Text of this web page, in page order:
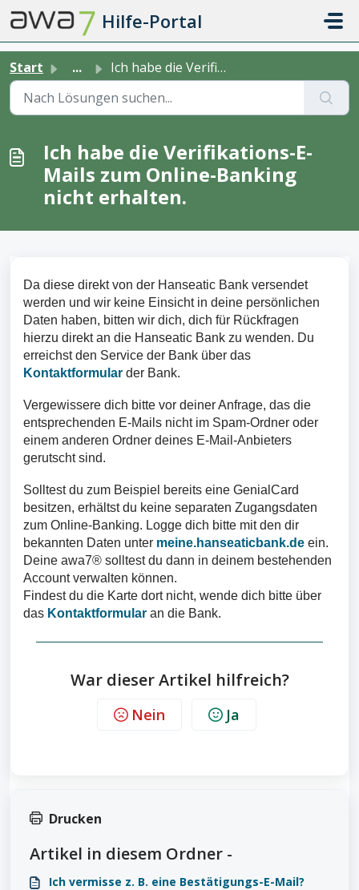
Zum hauptsächlichen Inhalt gehen
Hilfe-Portal
Start ... Ich habe die Verifikations-E-Mails zum Online-Banking nic...
Ich habe die Verifikations-E-
Mails zum Online-Banking
nicht erhalten.
Da diese direkt von der Hanseatic Bank versendet
werden und wir keine Einsicht in deine persönlichen
Daten haben, bitten wir dich, dich für Rückfragen
hierzu direkt an die Hanseatic Bank zu wenden. Du
erreichst den Service der Bank über das
Kontaktformular der Bank.
Vergewissere dich bitte vor deiner Anfrage, das die
entsprechenden E-Mails nicht im Spam-Ordner oder
einem anderen Ordner deines E-Mail-Anbieters
gerutscht sind.
Solltest du zum Beispiel bereits eine GenialCard
besitzen, erhältst du keine separaten Zugangsdaten
zum Online-Banking. Logge dich bitte mit den dir
bekannten Daten unter meine.hanseaticbank.de ein.
Deine awa7® solltest du dann in deinem bestehenden
Account verwalten können.
Findest du die Karte dort nicht, wende dich bitte über
das Kontaktformular an die Bank.
War dieser Artikel hilfreich?
Nein Ja
Drucken
Artikel in diesem Ordner -
Ich vermisse z. B. eine Bestätigungs-E-Mail?